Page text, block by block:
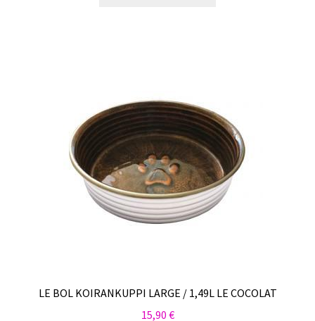
LE BOL KOIRANKUPPI LARGE / 1,49L LE COCOLAT
15,90 €